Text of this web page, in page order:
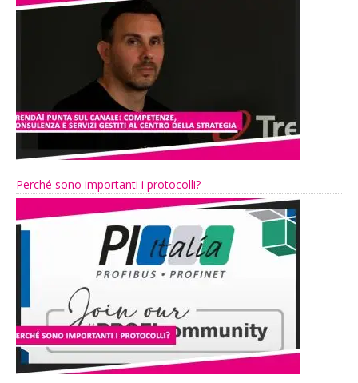
Perché sono importanti i protocolli?